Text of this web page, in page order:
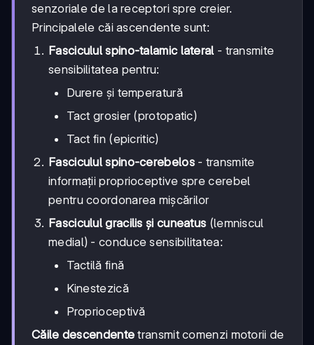
senzoriale de la receptori spre creier.
Principalele căi ascendente sunt:
Fasciculul spino-talamic lateral - transmite
sensibilitatea pentru:
Durere și temperatură
Tact grosier (protopatic)
Tact fin (epicritic)
Fasciculul spino-cerebelos- transmite
informații proprioceptive spre cerebel
pentru coordonarea mișcărilor
Fasciculul gracilis și cuneatus (lemniscul
medial) - conduce sensibilitatea:
Tactilă fină
Kinestezică
Proprioceptivă
Căile descendente transmit comenzi motorii de